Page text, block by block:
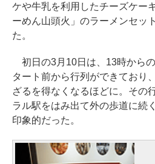
ケや牛乳を利用したチーズケー
ーめん山頭火」のラーメンセッ
た。
初日の3月10日は、13時から
タート前から行列ができており
ざるを得なくなるほどに。その
ラル駅をはみ出て外の歩道に続
印象的だった。